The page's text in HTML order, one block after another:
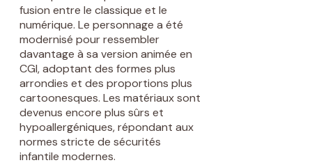
fusion entre le classique et le
numérique. Le personnage a été
modernisé pour ressembler
davantage à sa version animée en
CGI, adoptant des formes plus
arrondies et des proportions plus
cartoonesques. Les matériaux sont
devenus encore plus sûrs et
hypoallergéniques, répondant aux
normes stricte de sécurités
infantile modernes.